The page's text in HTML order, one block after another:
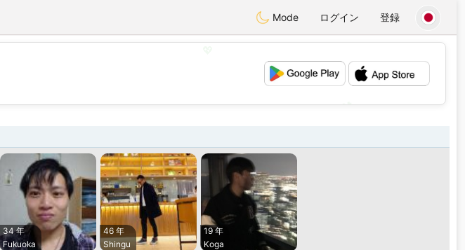
Mode ログイン 登録
💕
34 年
Fukuoka
46 年
Shingu
19 年
Koga